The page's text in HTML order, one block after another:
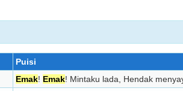
Puisi
Emak! Emak! Mintaku lada, Hendak